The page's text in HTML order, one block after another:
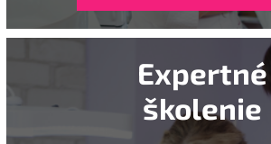
Expertné
školenie